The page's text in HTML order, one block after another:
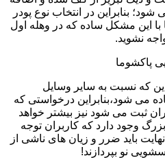
بنابراین در انتخاب نوع پودر
این مشکل ساده که در وهله اول
نشوید.
پاکشوما
که نسبت به سایر وسایل
می شود،بنابراین درخواستی که
ثبت می شود نیز بیشتر خواهد
وجود دارد که کاربران توجه
باید ضرر و زیان های ناشی از
نو بپردازند!